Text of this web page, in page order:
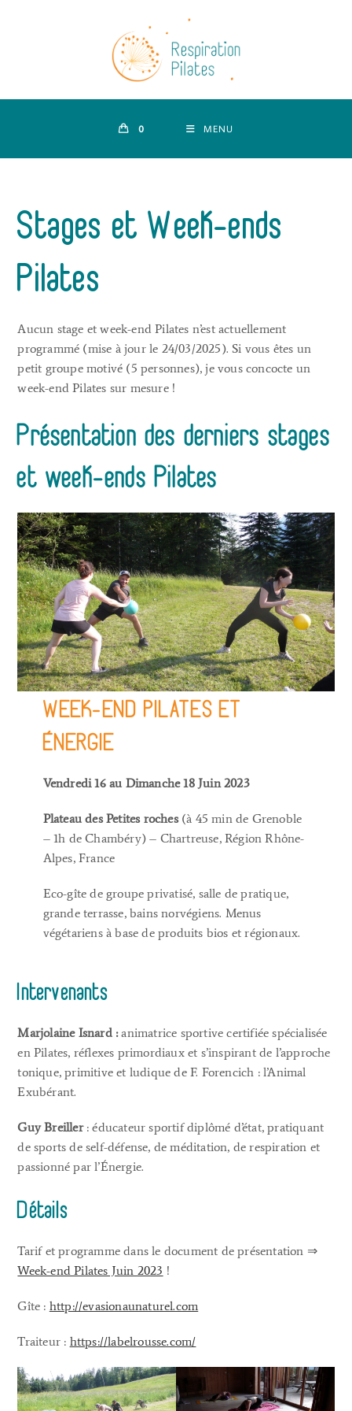
0 MENU
Stages et Week-ends
Pilates
Aucun stage et week-end Pilates n’est actuellement
programmé (mise à jour le 24/03/2025). Si vous êtes un
petit groupe motivé (5 personnes), je vous concocte un
week-end Pilates sur mesure !
Présentation des derniers stages
et week-ends Pilates
WEEK-END PILATES ET
ÉNERGIE
Vendredi 16 au Dimanche 18 Juin 2023
Plateau des Petites roches (à 45 min de Grenoble
– 1h de Chambéry) – Chartreuse, Région Rhône-
Alpes, France
Eco-gîte de groupe privatisé, salle de pratique,
grande terrasse, bains norvégiens. Menus
végétariens à base de produits bios et régionaux.
Intervenants
Marjolaine Isnard :animatrice sportive certifiée spécialisée
en Pilates, réflexes primordiaux et s’inspirant de l’approche
tonique, primitive et ludique de F. Forencich : l’Animal
Exubérant.
Guy Breiller: éducateur sportif diplômé d’état, pratiquant
de sports de self-défense, de méditation, de respiration et
passionné par l’Énergie.
Détails
Tarif et programme dans le document de présentation ⇒
Week-end Pilates Juin 2023 !
Gîte : http://evasionaunaturel.com
Traiteur : https://labelrousse.com/